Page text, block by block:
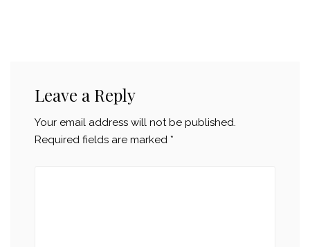
Leave a Reply
Your email address will not be published.
Required fields are marked *